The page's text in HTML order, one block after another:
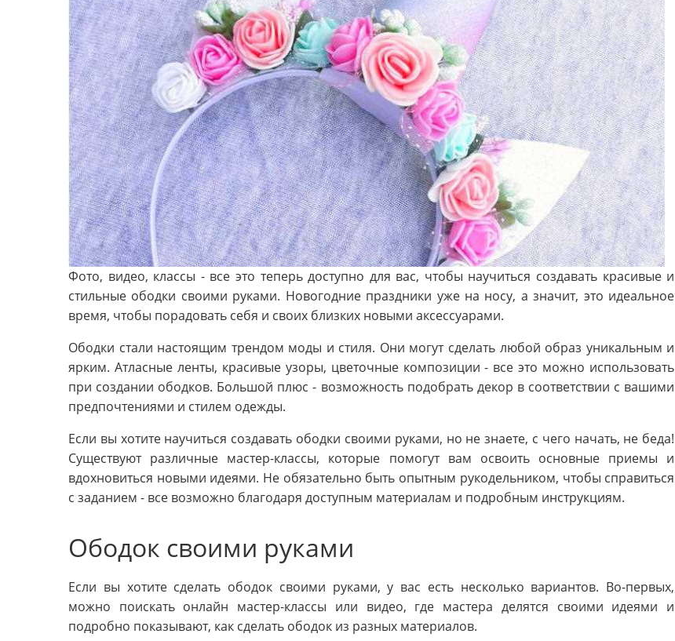
Фото, видео, классы - все это теперь доступно для вас, чтобы научиться создавать красивые и
стильные ободки своими руками. Новогодние праздники уже на носу, а значит, это идеальное
время, чтобы порадовать себя и своих близких новыми аксессуарами.
Ободки стали настоящим трендом моды и стиля. Они могут сделать любой образ уникальным и
ярким. Атласные ленты, красивые узоры, цветочные композиции - все это можно использовать
при создании ободков. Большой плюс - возможность подобрать декор в соответствии с вашими
предпочтениями и стилем одежды.
Если вы хотите научиться создавать ободки своими руками, но не знаете, с чего начать, не беда!
Существуют различные мастер-классы, которые помогут вам освоить основные приемы и
вдохновиться новыми идеями. Не обязательно быть опытным рукодельником, чтобы справиться
с заданием - все возможно благодаря доступным материалам и подробным инструкциям.
Ободок своими руками
Если вы хотите сделать ободок своими руками, у вас есть несколько вариантов. Во-первых,
можно поискать онлайн мастер-классы или видео, где мастера делятся своими идеями и
подробно показывают, как сделать ободок из разных материалов.